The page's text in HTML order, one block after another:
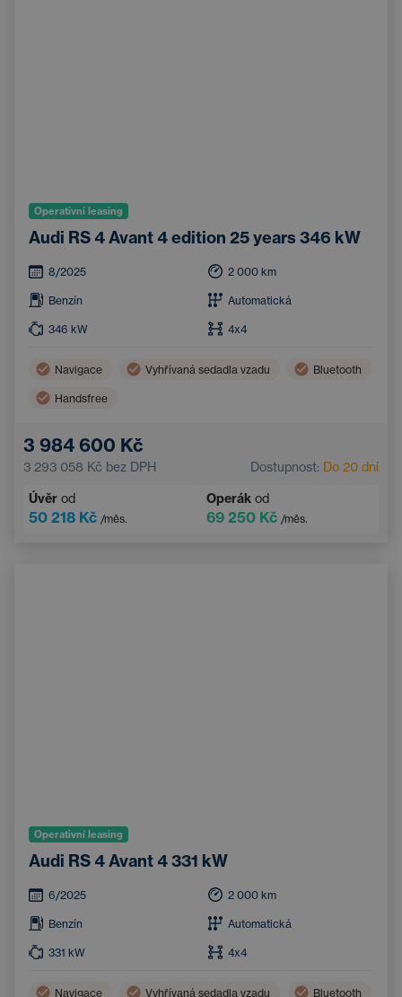
Operativní leasing
Audi RS 4 Avant 4 edition 25 years 346 kW
8/2025 2 000 km
Benzín Automatická
346 kW 4x4
Navigace Vyhřívaná sedadla vzadu Bluetooth
Handsfree
3 984 600 Kč
3 293 058 Kč bez DPH Dostupnost: Do 20 dní
Úvěr od
50 218 Kč /měs.
Operák od
69 250 Kč /měs.
Operativní leasing
Audi RS 4 Avant 4 331 kW
6/2025 2 000 km
Benzín Automatická
331 kW 4x4
Navigace Vyhřívaná sedadla vzadu Bluetooth